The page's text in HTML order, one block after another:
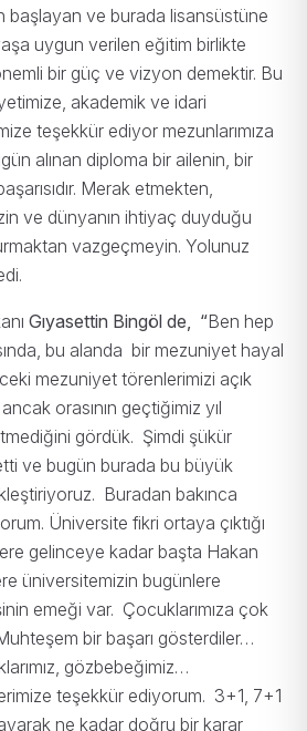
başlayan ve burada lisansüstüne
uygun verilen eğitim birlikte
bir güç ve vizyon demektir. Bu
akademik ve idari
teşekkür ediyor mezunlarımıza
alınan diploma bir ailenin, bir
Merak etmekten,
ve dünyanın ihtiyaç duyduğu
vazgeçmeyin. Yolunuz
Gıyasettin Bingöl de, “Ben hep
bu alanda bir mezuniyet hayal
mezuniyet törenlerimizi açık
orasının geçtiğimiz yıl
gördük. Şimdi şükür
ve bugün burada bu büyük
Buradan bakınca
Üniversite fikri ortaya çıktığı
gelinceye kadar başta Hakan
üniversitemizin bugünlere
emeği var. Çocuklarımıza çok
bir başarı gösterdiler…
gözbebeğimiz…
teşekkür ediyorum. 3+1, 7+1
ne kadar doğru bir karar